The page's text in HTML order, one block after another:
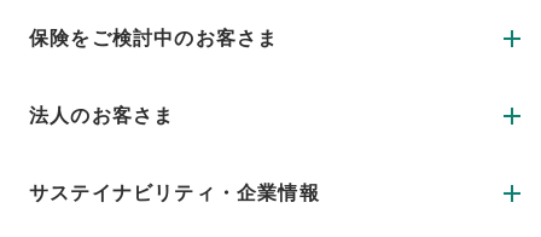
保険をご検討中のお客さま
法人のお客さま
サステイナビリティ・企業情報